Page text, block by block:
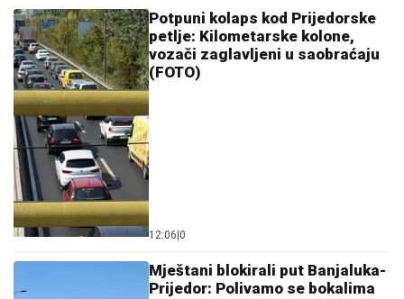
Potpuni kolaps kod Prijedorske
petlje: Kilometarske kolone,
vozači zaglavljeni u saobraćaju
(FOTO)
12:06 0
Mještani blokirali put Banjaluka-
Prijedor: Polivamo se bokalima